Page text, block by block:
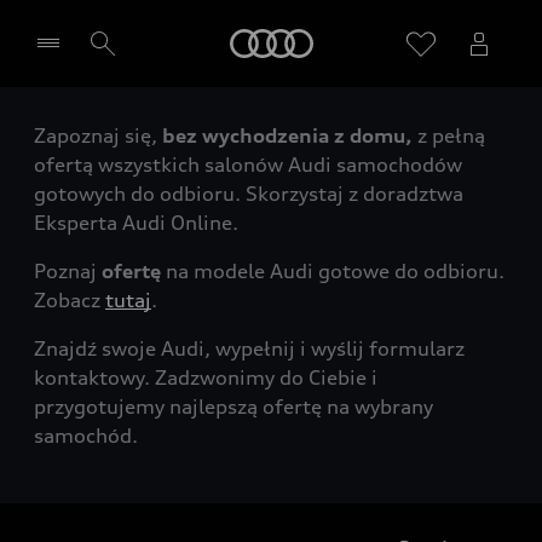
Wybierz Twojego Partnera Audi
Zapoznaj się, bez wychodzenia z domu, z pełną
ofertą wszystkich salonów Audi samochodów
gotowych do odbioru. Skorzystaj z doradztwa
Eksperta Audi Online.
Poznaj ofertę na modele Audi gotowe do odbioru.
Zobacz tutaj.
Znajdź swoje Audi, wypełnij i wyślij formularz
kontaktowy. Zadzwonimy do Ciebie i
przygotujemy najlepszą ofertę na wybrany
samochód.